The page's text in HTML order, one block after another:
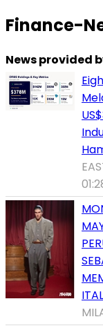
Finance-
News provided